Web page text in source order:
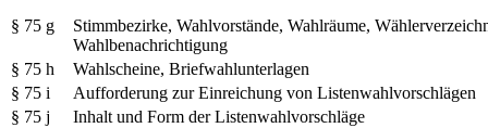
§ 75 g
Stimmbezirke, Wahlvorstände, Wahlräume,
Wahlbenachrichtigung
§ 75 h
Wahlscheine, Briefwahlunterlagen
§ 75 i
Aufforderung zur Einreichung von Listenwahlvorschlägen
§ 75 j
Inhalt und Form der Listenwahlvorschläge